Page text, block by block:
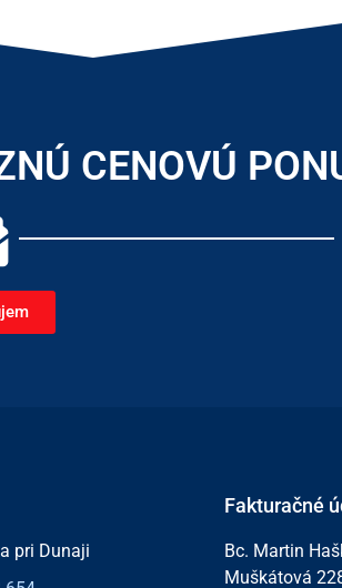
CENOVÚ
pri Dunaji
Fakturačné
Bc. Martin
Muškátová